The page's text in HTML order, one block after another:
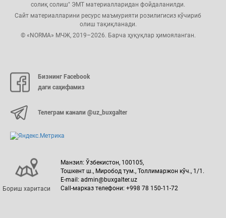
солиқ солиш" ЭМТ материалларидан фойдаланилди.
Сайт материалларини ресурс маъмурияти розилигисиз кўчириб
олиш тақиқланади.
© «NORMA» МЧЖ, 2019–2026. Барча ҳуқуқлар ҳимояланган.
Бизнинг Facebook
даги саҳифамиз
Телеграм канали @uz_buxgalter
Бориш харитаси
Манзил: Ўзбекистон, 100105,
Тошкент ш., Миробод тум., Толлимаржон кўч., 1/1.
E-mail: admin@buxgalter.uz
Call-марказ телефони: +998 78 150-11-72